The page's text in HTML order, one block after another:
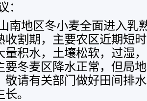
：
南地区冬小麦全面进入乳
收割期，主要农区近期短
量积水，土壤松软，过湿
要冬麦区降水正常，但局
敬请有关部门做好田间排
。